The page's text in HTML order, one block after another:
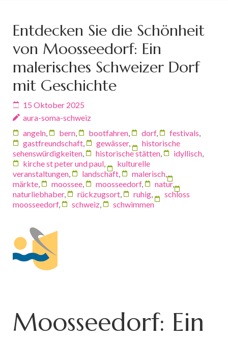
Entdecken Sie die Schönheit
von Moosseedorf: Ein
malerisches Schweizer Dorf
mit Geschichte
15 Oktober 2025
aura-soma-schweiz
angeln
bern bootfahren dorf, festivals
gastfreundschaft
gewässer,
historische
sehenswürdigkeiten
historische stätten idyllisch
kirche st peter und paul
kulturelle
veranstaltungen
landschaft malerisch
märkte
moossee moosseedorf, natur,
naturliebhaber, rückzugsort ruhig
schloss
moosseedorf, schweiz schwimmen
Moosseedorf: Ein